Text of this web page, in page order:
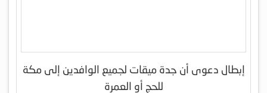
إبطال دعوى أن جدة ميقات لجميع الوافدين إلى مكة
للحج أو العمرة